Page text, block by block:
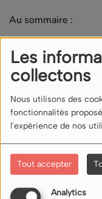
Les
collectons
Nous utilisons des
fonctionnalités
l'expérience de nos
Tout accepter
Analytics
Au sommaire :
payer en
Commentaires(0)